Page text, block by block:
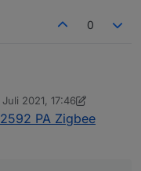
0
Modul?
über einen Nuc
möchte meine
besser bedient da
Diese sollte ja mehr
die 3dbi Antenne die
2021, 17:46
klassisch
PA Zigbee